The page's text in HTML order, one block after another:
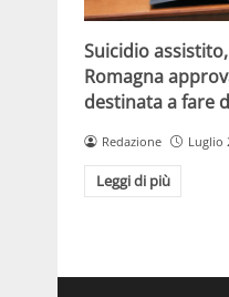
Suicidio assistito,
Romagna
destinata a fare
Redazione Luglio
Leggi di più